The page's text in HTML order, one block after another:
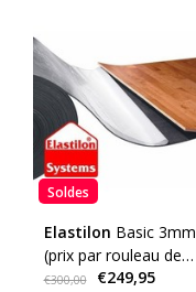
Soldes
Elastilon Basic 3mm
(prix par rouleau de
25m2)
€300,00 €249,95